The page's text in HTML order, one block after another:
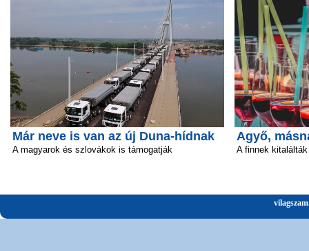
Már neve is van az új Duna-hídnak
A magyarok és szlovákok is támogatják
Agyő,
A finnek kitalálták